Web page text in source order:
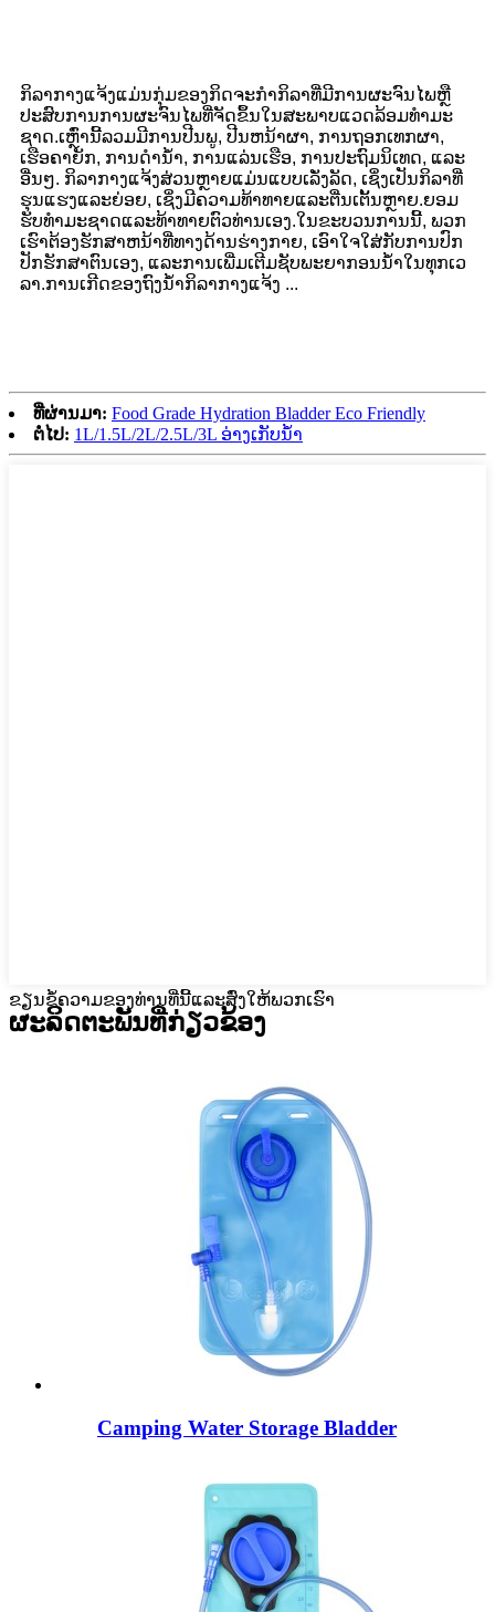
ກິລາກາງແຈ້ງແມ່ນກຸ່ມຂອງກິດຈະກໍາກິລາທີ່ມີການຜະຈົນໄພຫຼື
ປະສົບການການຜະຈົນໄພທີ່ຈັດຂຶ້ນໃນສະພາບແວດລ້ອມທໍາມະ
ຊາດ.ເຫຼົ່ານີ້ລວມມີການປີນພູ, ປີນຫນ້າຜາ, ການຖອກເທກຜາ,
ເຮືອຄາຍັກ, ການດໍານ້ໍາ, ການແລ່ນເຮືອ, ການປະຖົມນິເທດ, ແລະ
ອື່ນໆ. ກິລາກາງແຈ້ງສ່ວນຫຼາຍແມ່ນແບບເລັ່ງລັດ, ເຊິ່ງເປັນກິລາທີ່
ຮຸນແຮງແລະຍ່ອຍ, ເຊິ່ງມີຄວາມທ້າທາຍແລະຕື່ນເຕັ້ນຫຼາຍ.ຍອມ
ຮັບທໍາມະຊາດແລະທ້າທາຍຕົວທ່ານເອງ.ໃນ​ຂະ​ບວນ​ການ​ນີ້, ພວກ​
ເຮົາ​ຕ້ອງ​ຮັກ​ສາ​ຫນ້າ​ທີ່​ທາງ​ດ້ານ​ຮ່າງ​ກາຍ, ເອົາ​ໃຈ​ໃສ່​ກັບ​ການ​ປົກ​
ປັກ​ຮັກ​ສາ​ຕົນ​ເອງ, ແລະ​ການ​ເພີ່ມ​ເຕີມ​ຊັບ​ພະ​ຍາ​ກອນ​ນ​້​ໍ​າ​ໃນ​ທຸກ​ເວ​
ລາ.ການເກີດຂອງຖົງນ້ໍາກິລາກາງແຈ້ງ ...
ທີ່ຜ່ານມາ: Food Grade Hydration Bladder Eco Friendly
ຕໍ່ໄປ: 1L/1.5L/2L/2.5L/3L ອ່າງເກັບນ້ຳ
ຂຽນຂໍ້ຄວາມຂອງທ່ານທີ່ນີ້ແລະສົ່ງໃຫ້ພວກເຮົາ
ຜະ​ລິດ​ຕະ​ພັນ​ທີ່​ກ່ຽວ​ຂ້ອງ
Camping Water Storage Bladder